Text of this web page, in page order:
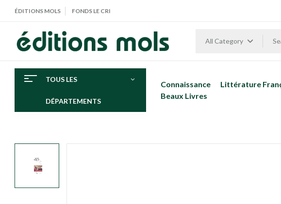
ÉDITIONS MOLS FONDS LE CRI
All Category
TOUS LES
DÉPARTEMENTS
Connaissance Littérature
Beaux Livres